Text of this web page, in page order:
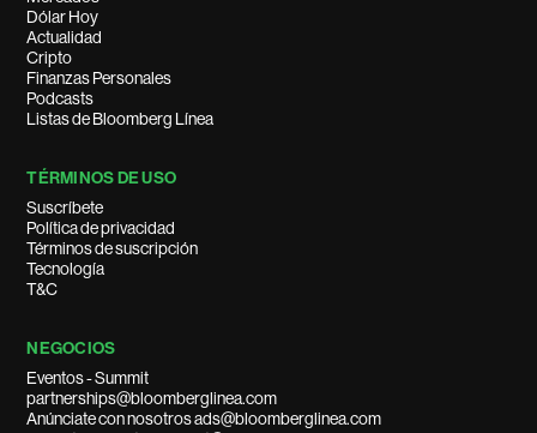
Dólar Hoy
Actualidad
Cripto
Finanzas Personales
Podcasts
Listas de Bloomberg Línea
TÉRMINOS DE USO
Suscríbete
Política de privacidad
Términos de suscripción
Tecnología
T&C
NEGOCIOS
Eventos - Summit
partnerships@bloomberglinea.com
Anúnciate con nosotros ads@bloomberglinea.com